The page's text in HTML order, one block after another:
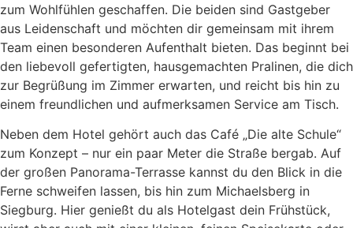
zum Wohlfühlen geschaffen. Die beiden sind Gastgeber
aus Leidenschaft und möchten dir gemeinsam mit ihrem
Team einen besonderen Aufenthalt bieten. Das beginnt bei
den liebevoll gefertigten, hausgemachten Pralinen, die dich
zur Begrüßung im Zimmer erwarten, und reicht bis hin zu
einem freundlichen und aufmerksamen Service am Tisch.
Neben dem Hotel gehört auch das Café „Die alte Schule“
zum Konzept – nur ein paar Meter die Straße bergab. Auf
der großen Panorama-Terrasse kannst du den Blick in die
Ferne schweifen lassen, bis hin zum Michaelsberg in
Siegburg. Hier genießt du als Hotelgast dein Frühstück,